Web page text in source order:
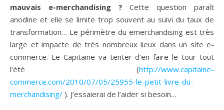
mauvais e-merchandising ?Cette question paraît
anodine et elle se limite trop souvent au suivi du taux de
transformation… Le périmètre du emerchandising est très
large et impacte de très nombreux lieux dans un site e-
commerce. Le Capitaine va tenter d’en faire le tour tout
l’été (http://www.capitaine-
commerce.com/2010/07/05/25955-le-petit-livre-du-
merchandising/ ). J’essaierai de l’aider si besoin…